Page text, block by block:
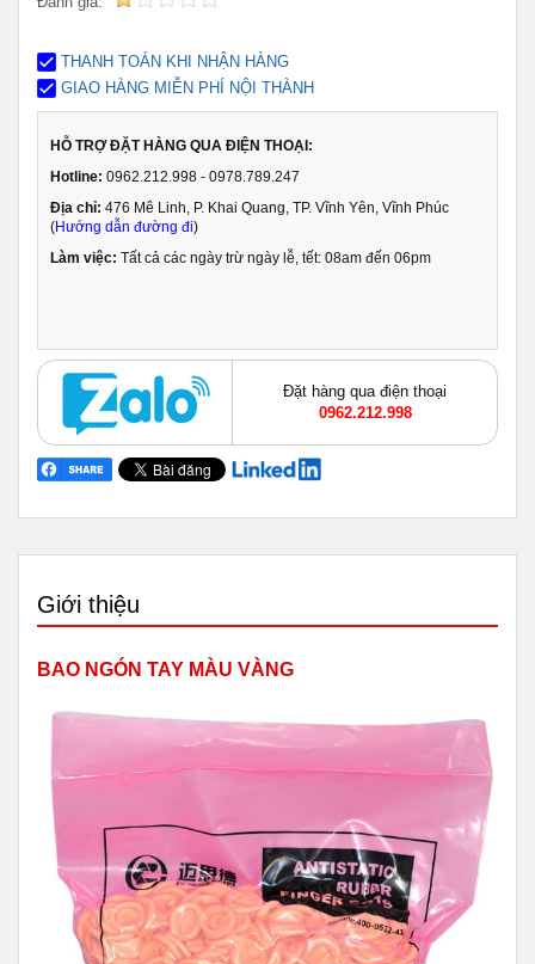
THANH TOÁN KHI NHẬN HÀNG
GIAO HÀNG MIỄN PHÍ NỘI THÀNH
HỖ TRỢ ĐẶT HÀNG QUA ĐIỆN THOẠI:
Hotline: 0962.212.998 - 0978.789.247
Địa chỉ: 476 Mê Linh, P. Khai Quang, TP. Vĩnh Yên, Vĩnh Phúc
(Hướng dẫn đường đi)
Làm việc: Tất cả các ngày trừ ngày lễ, tết: 08am đến 06pm
Đặt hàng qua điện thoại
0962.212.998
Giới thiệu
BAO NGÓN TAY MÀU VÀNG